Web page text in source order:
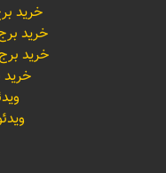
خرید
خرید
خرید
خرید